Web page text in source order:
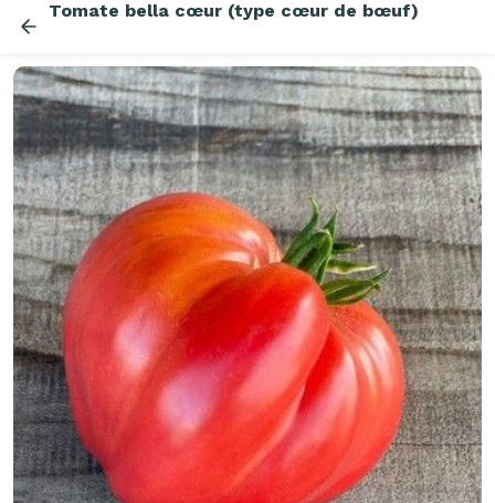
Tomate bella cœur (type cœur de bœuf)